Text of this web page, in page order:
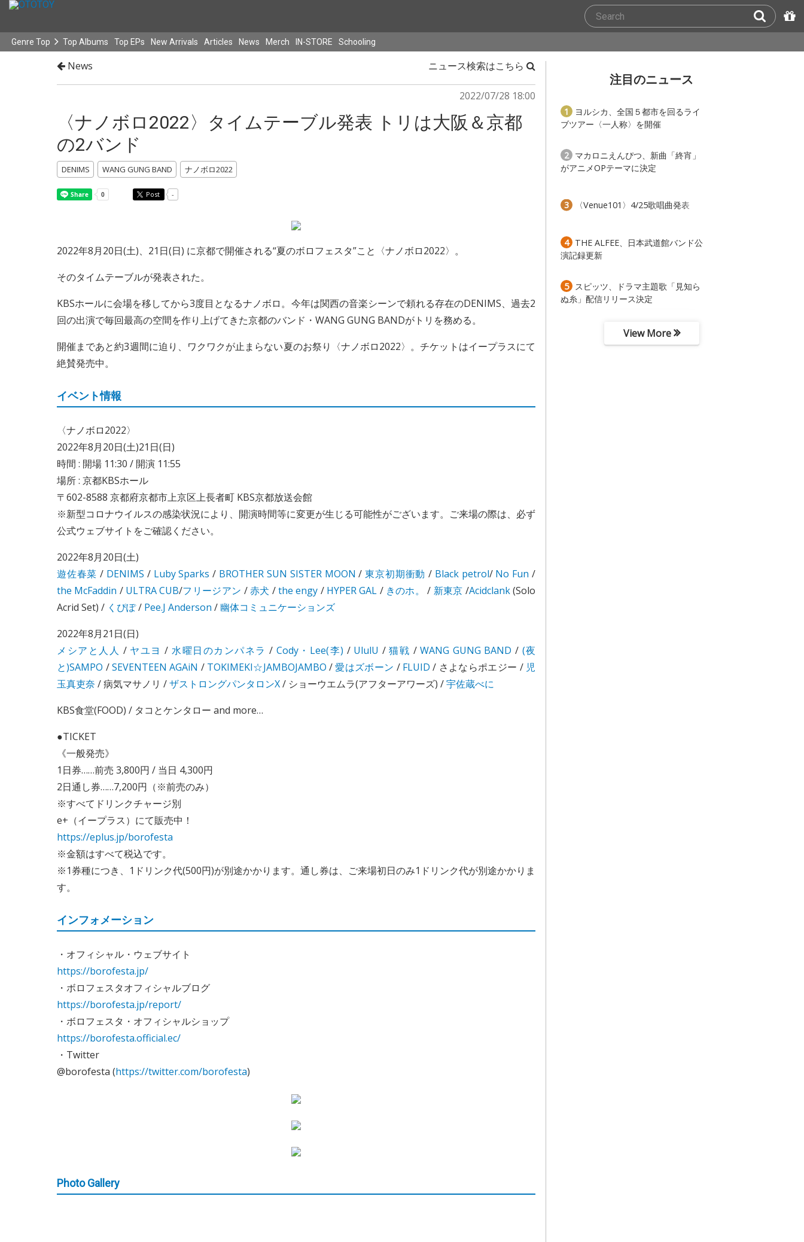
Genre Top Top Albums Top EPs New Arrivals Articles News Merch IN-STORE Schooling
News ニュース検索はこちら
2022/07/28 18:00
〈ナノボロ2022〉タイムテーブル発表 トリは大阪＆京都
の2バンド
DENIMS WANG GUNG BAND ナノボロ2022
Post -
2022年8月20日(土)、21日(日) に京都で開催される“夏のボロフェスタ”こと〈ナノボロ2022〉。
そのタイムテーブルが発表された。
KBSホールに会場を移してから3度目となるナノボロ。今年は関西の音楽シーンで頼れる存在のDENIMS、過去2
回の出演で毎回最高の空間を作り上げてきた京都のバンド・WANG GUNG BANDがトリを務める。
開催まであと約3週間に迫り、ワクワクが止まらない夏のお祭り〈ナノボロ2022〉。チケットはイープラスにて
絶賛発売中。
イベント情報
〈ナノボロ2022〉
2022年8月20日(土)21日(日)
時間 : 開場 11:30 / 開演 11:55
場所 : 京都KBSホール
〒602-8588 京都府京都市上京区上長者町 KBS京都放送会館
※新型コロナウイルスの感染状況により、開演時間等に変更が生じる可能性がございます。ご来場の際は、必ず
公式ウェブサイトをご確認ください。
2022年8月20日(土)
遊佐春菜 / DENIMS / Luby Sparks / BROTHER SUN SISTER MOON /東京初期衝動 / Black petrol/ No Fun /
the McFaddin / ULTRA CUB/フリージアン /赤犬 /the engy / HYPER GAL / きのホ。 / 新東京 /Acidclank(Solo
Acrid Set) / くぴぽ/ Pee.J Anderson / 幽体コミュニケーションズ
2022年8月21日(日)
メシアと人人 / ヤユヨ /水曜日のカンパネラ / Cody・Lee(李) / UlulU /猫戦 /WANG GUNG BAND / (夜
と)SAMPO /SEVENTEEN AGAiN / TOKIMEKI☆JAMBOJAMBO /愛はズボーン / FLUID / さよならポエジー / 児
玉真吏奈 / 病気マサノリ /ザストロングパンタロンX/ ショーウエムラ(アフターアワーズ) /宇佐蔵べに
KBS食堂(FOOD) / タコとケンタロー and more…
●TICKET
《一般発売》
1日券……前売 3,800円 / 当日 4,300円
2日通し券……7,200円（※前売のみ）
※すべてドリンクチャージ別
e+（イープラス）にて販売中！
https://eplus.jp/borofesta
※金額はすべて税込です。
※1券種につき、1ドリンク代(500円)が別途かかります。通し券は、ご来場初日のみ1ドリンク代が別途かかりま
す。
インフォメーション
・オフィシャル・ウェブサイト
https://borofesta.jp/
・ボロフェスタオフィシャルブログ
https://borofesta.jp/report/
・ボロフェスタ・オフィシャルショップ
https://borofesta.official.ec/
・Twitter
@borofesta (https://twitter.com/borofesta)
Photo Gallery
注目のニュース
1
ブツアー〈一人称〉を開催
2
がアニメOPテーマに決定
3 〈Venue101〉4/25歌唱曲発表
4
演記録更新
5
ぬ糸」配信リリース決定
View More